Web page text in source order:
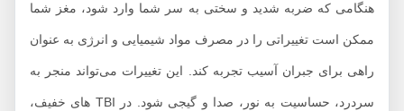
هنگامی که ضربه شدید و سختی به سر شما وارد شود، مغز شما
ممکن است تغییراتی را در مصرف مواد شیمیایی و انرژی به عنوان
راهی برای جبران آسیب تجربه کند. این تغییرات می‌تواند منجر به
سردرد، حساسیت به نور، صدا و گیجی شود. در TBI های خفیف،